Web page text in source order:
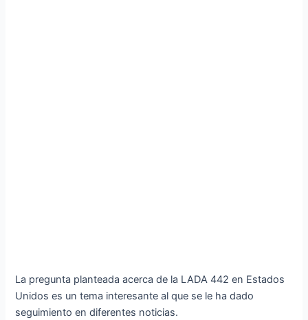
La pregunta planteada acerca de la LADA 442 en Estados
Unidos es un tema interesante al que se le ha dado
seguimiento en diferentes noticias.